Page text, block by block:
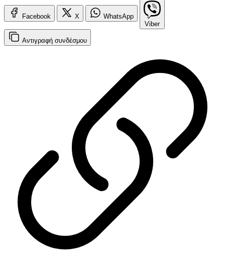
Facebook X
WhatsApp
Viber
Αντιγραφή συνδέσμου